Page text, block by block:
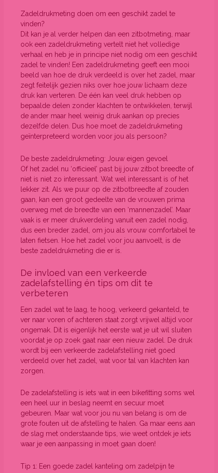
Zadeldrukmeting doen om een geschikt zadel te
vinden?
Dit kan je al verder helpen dan een zitbotmeting, maar
ook een zadeldrukmeting vertelt niet het volledige
verhaal en heb je in principe niet nodig om een geschikt
zadel te vinden! Een zadeldrukmeting geeft een mooi
beeld van hoe de druk verdeeld is over het zadel, maar
zegt feitelijk gezien niks over hoe jouw lichaam deze
druk kan verteren. De één kan veel druk hebben op
bepaalde delen zonder klachten te ontwikkelen, terwijl
de ander maar heel weinig druk aankan op precies
dezelfde delen. Dus hoe moet de zadeldrukmeting
geïnterpreteerd worden voor jou als persoon?
De beste zadeldrukmeting: Jouw eigen gevoel
Of het zadel nu ‘officieel’ past bij jouw zitbot breedte of
niet is niet zo interessant. Wat wel interessant is of het
lekker zit. Als we puur op de zitbotbreedte af zouden
gaan, kan een groot gedeelte van de vrouwen prima
overweg met de breedte van een ‘mannenzadel’. Maar
vaak is er meer drukverdeling vanuit een zadel nodig,
dus een breder zadel, om jou als vrouw comfortabel te
laten fietsen. Hoe het zadel voor jou aanvoelt, is de
beste zadeldrukmeting die er is.
De invloed van een verkeerde
zadelafstelling én tips om dit te
verbeteren
Een zadel wat te laag, te hoog, verkeerd gekanteld, te
ver naar voren of achteren staat zorgt vrijwel altijd voor
ongemak. Dit is eigenlijk het eerste wat je uit wil sluiten
voordat je op zoek gaat naar een nieuw zadel. De druk
wordt bij een verkeerde zadelafstelling niet goed
verdeeld over het zadel, wat voor tal van klachten kan
zorgen.
De zadelafstelling is iets wat in een bikefitting soms wel
een heel uur in beslag neemt en secuur moet
gebeuren. Maar wat voor jou nu van belang is om de
grote fouten uit de afstelling te halen. Ga maar eens aan
de slag met onderstaande tips, wie weet ontdek je iets
waar je een aanpassing in moet gaan doen!
Tip 1: Een goede zadel kanteling om zadelpijn te